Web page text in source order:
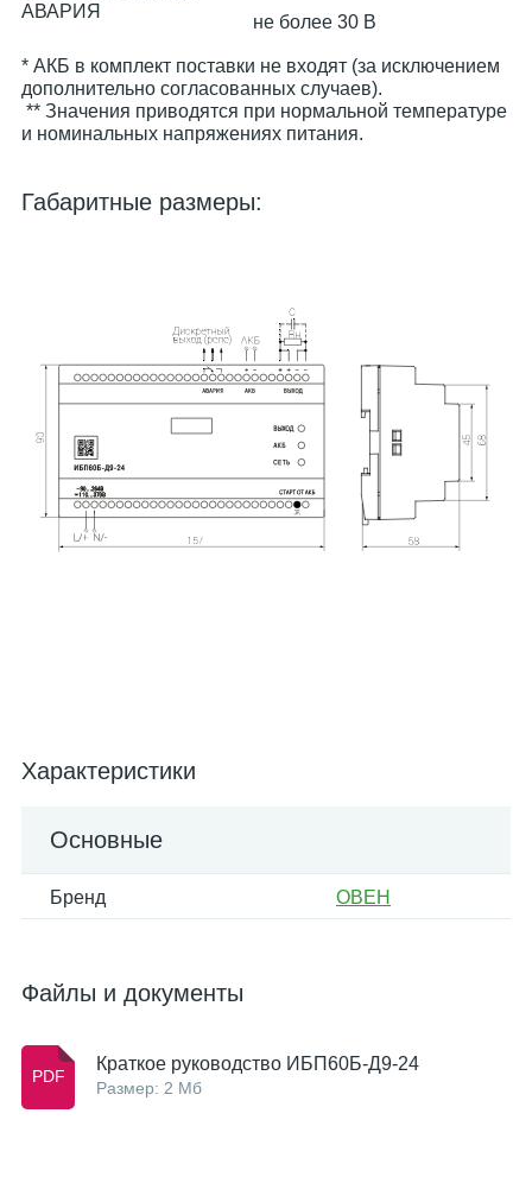
АВАРИЯ
не более 30 В
* АКБ в комплект поставки не входят (за исключением
дополнительно согласованных случаев).
** Значения приводятся при нормальной температуре
и номинальных напряжениях питания.
Габаритные размеры:
Характеристики
Основные
Бренд ОВЕН
Файлы и документы
Краткое руководство ИБП60Б-Д9-24
Размер: 2 Мб